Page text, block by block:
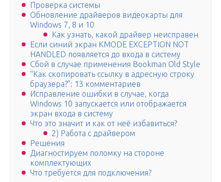
Проверка системы
Обновление драйверов видеокарты для
Windows 7, 8 и 10
Как узнать, какой драйвер неисправен
Если синий экран KMODE EXCEPTION NOT
HANDLED появляется до входа в систему
Сбой в случае применения Bookman Old Style
“Как скопировать ссылку в адресную строку
браузера?”: 13 комментариев
Исправление ошибки в случае, когда
Windows 10 запускается или отображается
экран входа в систему
Что это значит и как от неё избавиться?
2) Работа с драйвером
Решения
Диагностируем поломку на стороне
комплектующих
Что требуется для подключения?